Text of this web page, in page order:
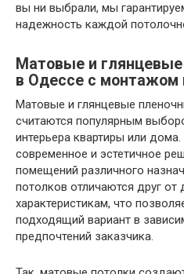
вы ни выбрали, мы
надежность каждой
Матовые и
в Одессе с монтажом
Матовые и глянцевые
считаются популярным
интерьера квартиры или
современное и эстетичное
помещений различного
потолков отличаются друг от
характеристикам, что
подходящий вариант в
предпочтений заказчика.